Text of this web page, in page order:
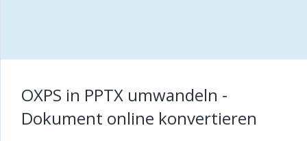
OXPS in PPTX umwandeln -
Dokument online konvertieren